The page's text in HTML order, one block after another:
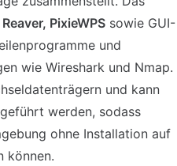
PixieWPS sowie GUI-
und
wie Wireshark und Nmap.
und kann
werden, sodass
ohne Installation auf
können.